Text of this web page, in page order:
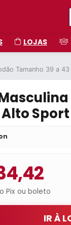
LOJAS
Tamanho 39 a 43
39 a
Pix ou boleto
IR À